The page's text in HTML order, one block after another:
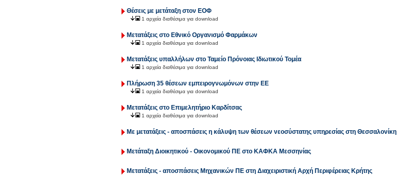
Θέσεις με μετάταξη στον ΕΟΦ
1 αρχεία διαθέσιμα για download
Μετατάξεις στο Εθνικό Οργανισμό Φαρμάκων
1 αρχεία διαθέσιμα για download
Μετατάξεις υπαλλήλων στο Ταμείο Πρόνοιας Ιδιωτικού Τομέα
1 αρχεία διαθέσιμα για download
Πλήρωση 35 θέσεων εμπειρογνωμόνων στην ΕΕ
1 αρχεία διαθέσιμα για download
Μετατάξεις στο Επιμελητήριο Καρδίτσας
1 αρχεία διαθέσιμα για download
Με μετατάξεις - αποσπάσεις η κάλυψη των θέσεων νεοσύστατης υπηρεσίας στη Θεσσαλονίκη
Μετάταξη Διοικητικού - Οικονομικού ΠΕ στο ΚΑΦΚΑ Μεσσηνίας
Μετατάξεις - αποσπάσεις Μηχανικών ΠΕ στη Διαχειριστική Αρχή Περιφέρειας Κρήτης